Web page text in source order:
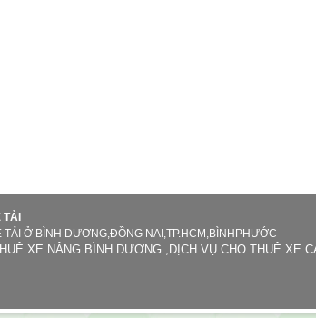
Ở BÌNH DƯƠNG,ĐỒNG NAI,TP.HCM,BÌNHPHƯỚC
XE NÂNG BÌNH DƯƠNG ,DỊCH VỤ CHO THUÊ XE